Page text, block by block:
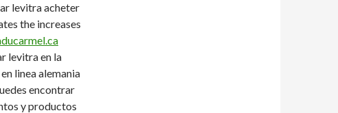
levitra acheter
the increases
levitra en la
linea alemania
encontrar
y productos